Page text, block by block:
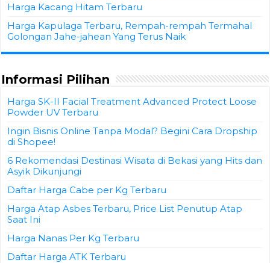
Harga Kacang Hitam Terbaru
Harga Kapulaga Terbaru, Rempah-rempah Termahal
Golongan Jahe-jahean Yang Terus Naik
Informasi Pilihan
Harga SK-II Facial Treatment Advanced Protect Loose
Powder UV Terbaru
Ingin Bisnis Online Tanpa Modal? Begini Cara Dropship
di Shopee!
6 Rekomendasi Destinasi Wisata di Bekasi yang Hits dan
Asyik Dikunjungi
Daftar Harga Cabe per Kg Terbaru
Harga Atap Asbes Terbaru, Price List Penutup Atap
Saat Ini
Harga Nanas Per Kg Terbaru
Daftar Harga ATK Terbaru